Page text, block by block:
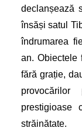
declanșează
însăși satul
îndrumarea
an. Obiectele
fără grație,
prestigioase
străinătate.